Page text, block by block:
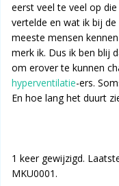
eerst veel te veel op
vertelde en wat ik bij
meeste mensen kennen
merk ik. Dus ik ben blij
om erover te kunnen
hyperventilatie-ers.
En hoe lang het duurt
1 keer gewijzigd.
MKU0001.